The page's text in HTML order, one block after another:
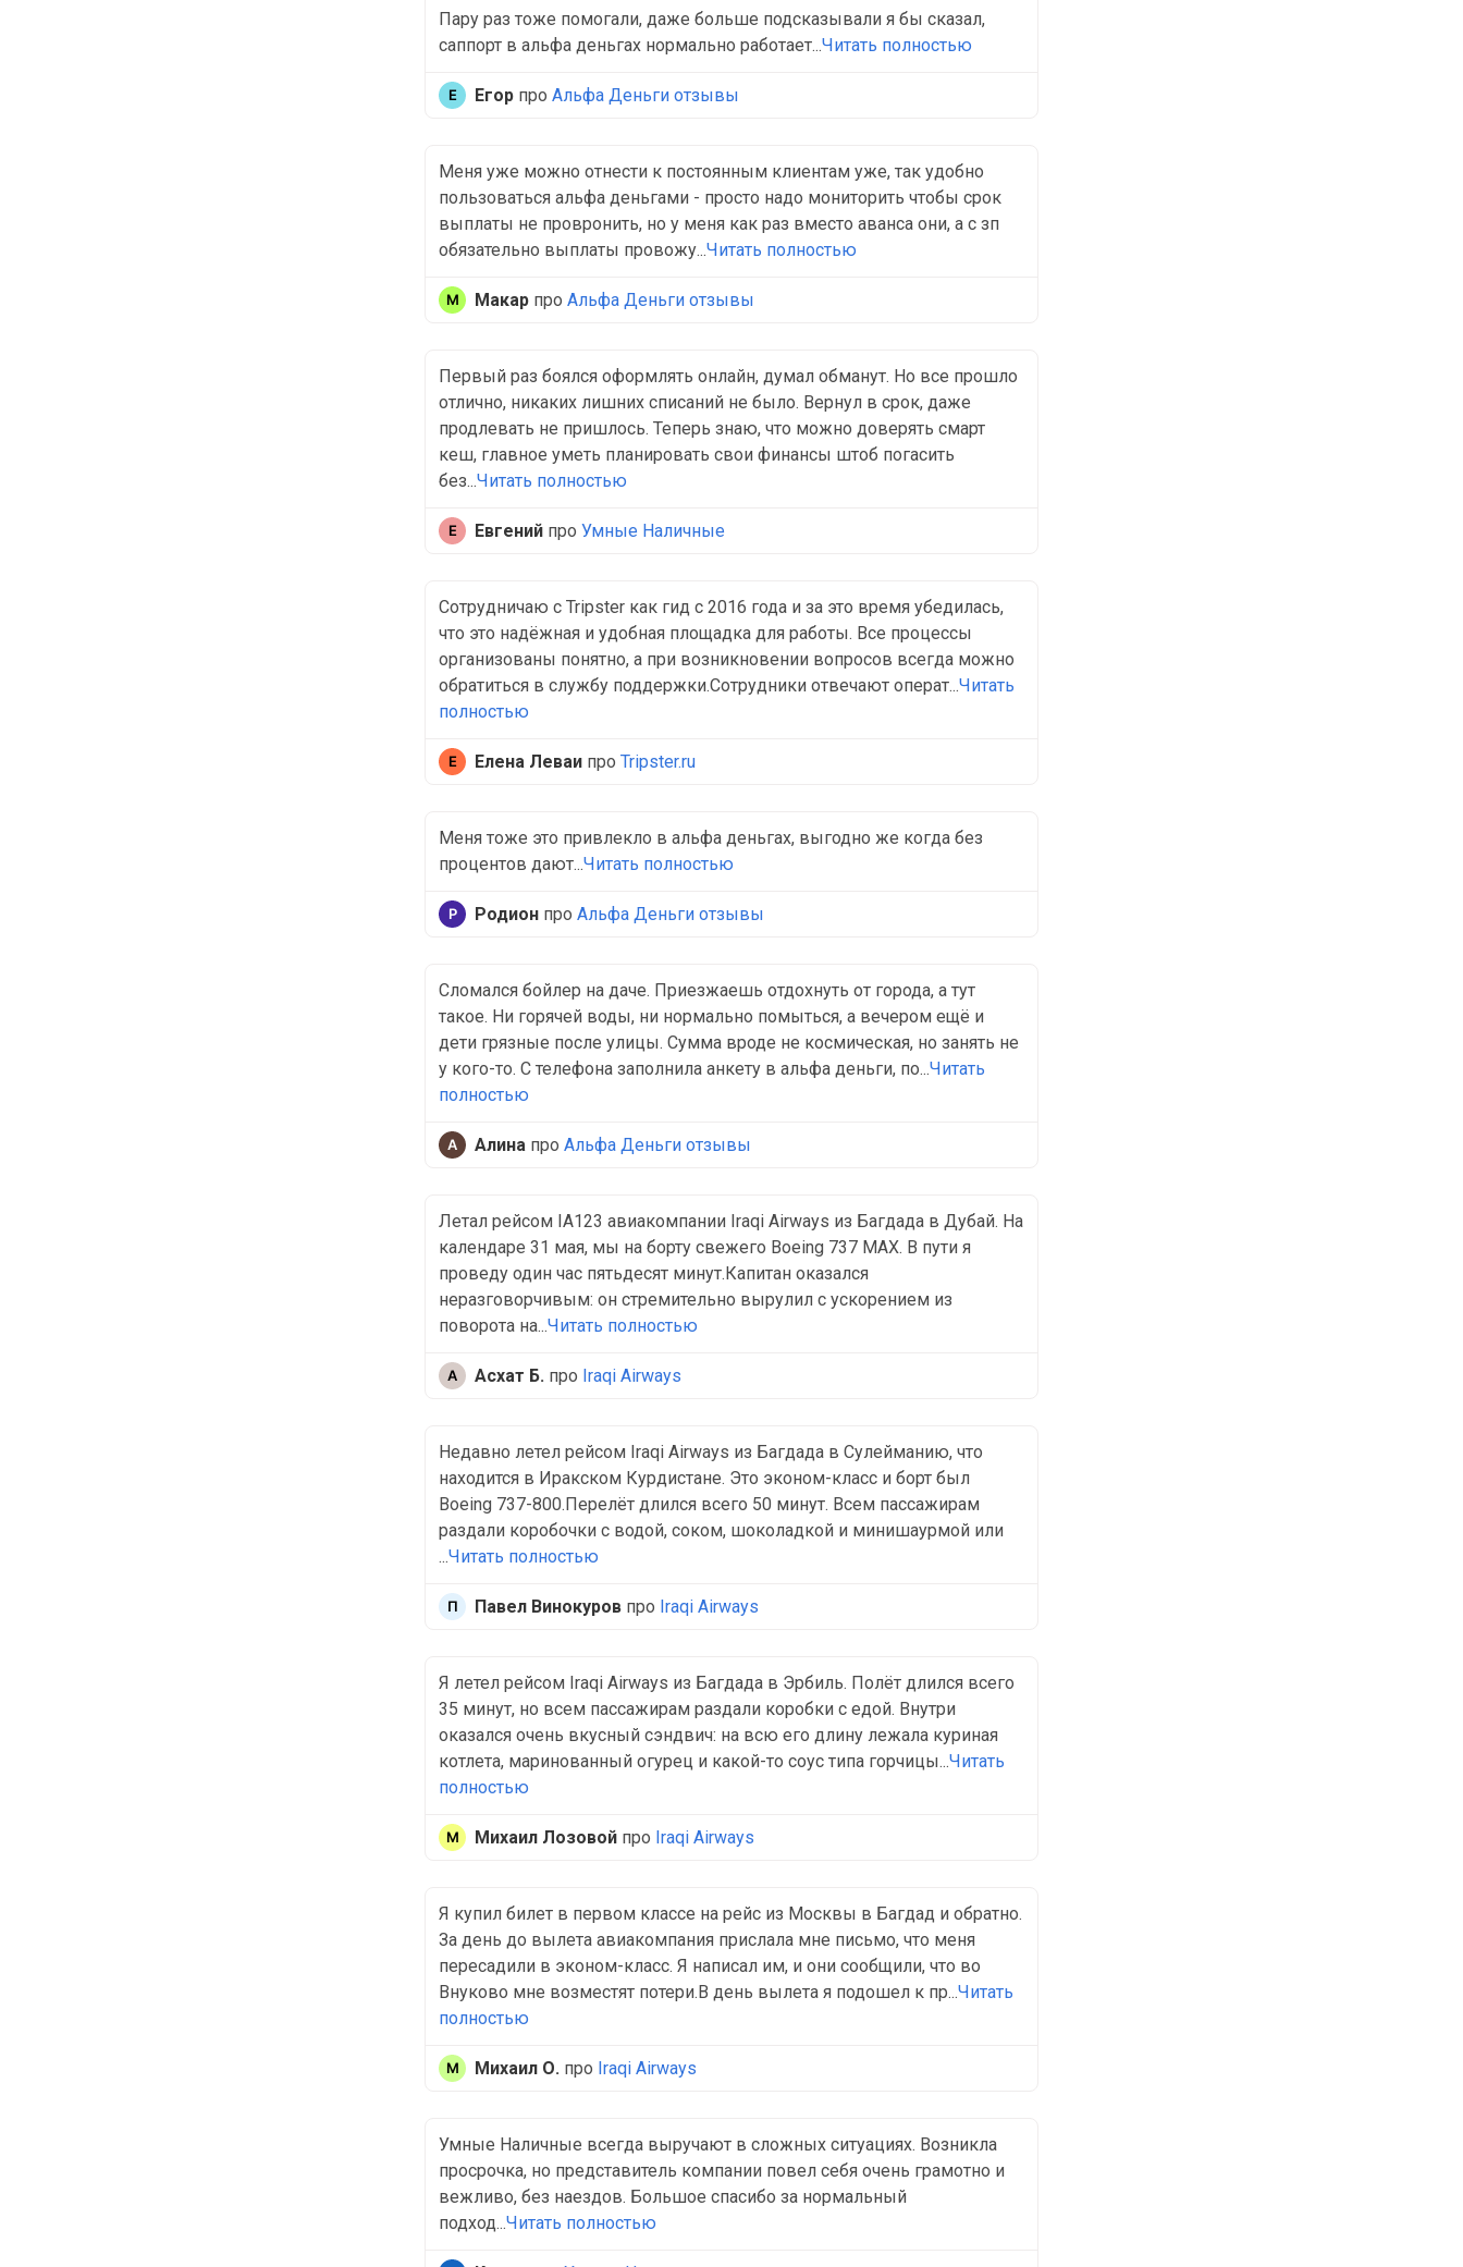
Пару раз тоже помогали, даже больше подсказывали я бы сказал,
саппорт в альфа деньгах нормально работает...Читать полностью
Егор про Альфа Деньги отзывы
Меня уже можно отнести к постоянным клиентам уже, так удобно
пользоваться альфа деньгами - просто надо мониторить чтобы срок
выплаты не провронить, но у меня как раз вместо аванса они, а с зп
обязательно выплаты провожу...Читать полностью
Макар про Альфа Деньги отзывы
Первый раз боялся оформлять онлайн, думал обманут. Но все прошло
отлично, никаких лишних списаний не было. Вернул в срок, даже
продлевать не пришлось. Теперь знаю, что можно доверять смарт
кеш, главное уметь планировать свои финансы штоб погасить
без...Читать полностью
Евгений про Умные Наличные
Сотрудничаю с Tripster как гид с 2016 года и за это время убедилась,
что это надёжная и удобная площадка для работы. Все процессы
организованы понятно, а при возникновении вопросов всегда можно
обратиться в службу поддержки.Сотрудники отвечают операт...Читать
полностью
Елена Леваи про Tripster.ru
Меня тоже это привлекло в альфа деньгах, выгодно же когда без
процентов дают...Читать полностью
Родион про Альфа Деньги отзывы
Сломался бойлер на даче. Приезжаешь отдохнуть от города, а тут
такое. Ни горячей воды, ни нормально помыться, а вечером ещё и
дети грязные после улицы. Сумма вроде не космическая, но занять не
у кого-то. С телефона заполнила анкету в альфа деньги, по...Читать
полностью
Алина про Альфа Деньги отзывы
Летал рейсом IA123 авиакомпании Iraqi Airways из Багдада в Дубай. На
календаре 31 мая, мы на борту свежего Boeing 737 MAX. В пути я
проведу один час пятьдесят минут.Капитан оказался
неразговорчивым: он стремительно вырулил с ускорением из
поворота на...Читать полностью
Асхат Б. про Iraqi Airways
Недавно летел рейсом Iraqi Airways из Багдада в Сулейманию, что
находится в Иракском Курдистане. Это эконом-класс и борт был
Boeing 737-800.Перелёт длился всего 50 минут. Всем пассажирам
раздали коробочки с водой, соком, шоколадкой и минишаурмой или
...Читать полностью
Павел Винокуров про Iraqi Airways
Я летел рейсом Iraqi Airways из Багдада в Эрбиль. Полёт длился всего
35 минут, но всем пассажирам раздали коробки с едой. Внутри
оказался очень вкусный сэндвич: на всю его длину лежала куриная
котлета, маринованный огурец и какой-то соус типа горчицы...Читать
полностью
Михаил Лозовой про Iraqi Airways
Я купил билет в первом классе на рейс из Москвы в Багдад и обратно.
За день до вылета авиакомпания прислала мне письмо, что меня
пересадили в эконом-класс. Я написал им, и они сообщили, что во
Внуково мне возместят потери.В день вылета я подошел к пр...Читать
полностью
Михаил О. про Iraqi Airways
Умные Наличные всегда выручают в сложных ситуациях. Возникла
просрочка, но представитель компании повел себя очень грамотно и
вежливо, без наездов. Большое спасибо за нормальный
подход...Читать полностью